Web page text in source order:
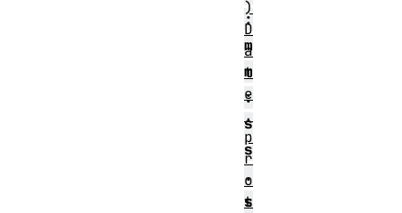
:
m
m
:
s
s
.
s
)
D
a
t
e
.
p
r
o
t